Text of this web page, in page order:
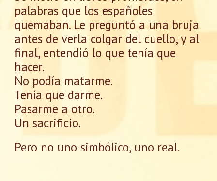
palabras que los españoles
quemaban. Le preguntó a una bruja
antes de verla colgar del cuello, y al
final, entendió lo que tenía que
hacer.
No podía matarme.
Tenía que darme.
Pasarme a otro.
Un sacrificio.
Pero no uno simbólico, uno real.